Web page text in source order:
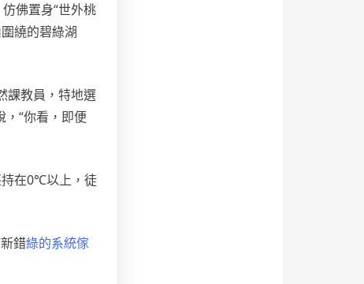
佛置身“世外桃
繞的碧綠湖
課教員，特地選
，“你看，即便
持在0℃以上，徒
錯綠的系統傢